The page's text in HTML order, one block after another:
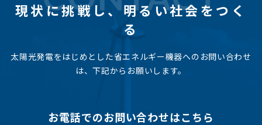
現状に挑戦し、明るい社会をつく
る
太陽光発電をはじめとした省エネルギー機器へのお問い合わせ
は、下記からお願いします。
お電話でのお問い合わせはこちら